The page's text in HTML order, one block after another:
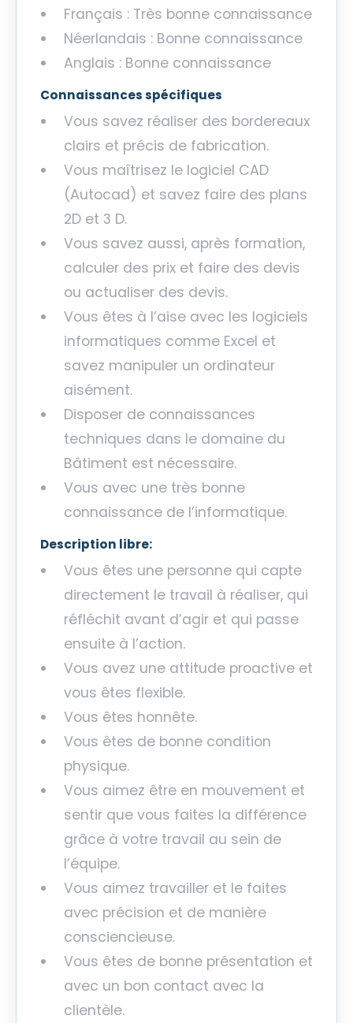
Français : Très bonne connaissance
Néerlandais : Bonne connaissance
Anglais : Bonne connaissance
Connaissances spécifiques
Vous savez réaliser des bordereaux
clairs et précis de fabrication.
Vous maîtrisez le logiciel CAD
(Autocad) et savez faire des plans
2D et 3 D.
Vous savez aussi, après formation,
calculer des prix et faire des devis
ou actualiser des devis.
Vous êtes à l’aise avec les logiciels
informatiques comme Excel et
savez manipuler un ordinateur
aisément.
Disposer de connaissances
techniques dans le domaine du
Bâtiment est nécessaire.
Vous avec une très bonne
connaissance de l’informatique.
Description libre:
Vous êtes une personne qui capte
directement le travail à réaliser, qui
réfléchit avant d’agir et qui passe
ensuite à l’action.
Vous avez une attitude proactive et
vous êtes flexible.
Vous êtes honnête.
Vous êtes de bonne condition
physique.
Vous aimez être en mouvement et
sentir que vous faites la différence
grâce à votre travail au sein de
l’équipe.
Vous aimez travailler et le faites
avec précision et de manière
consciencieuse.
Vous êtes de bonne présentation et
avec un bon contact avec la
clientèle.